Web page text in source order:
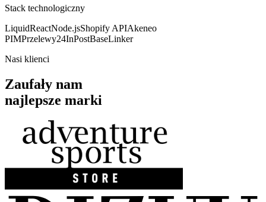
Stack technologiczny
LiquidReactNode.jsShopify APIAkeneo
PIMPrzelewy24InPostBaseLinker
Nasi klienci
Zaufały nam
najlepsze marki